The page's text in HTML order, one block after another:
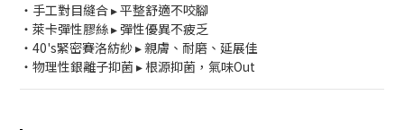
・手工對目縫合 ▸ 平整舒適不咬腳
・萊卡彈性膠絲 ▸ 彈性優異不疲乏
・40's緊密賽洛紡紗 ▸ 親膚、耐磨、延展佳
・物理性銀離子抑菌 ▸ 根源抑菌，氣味Out